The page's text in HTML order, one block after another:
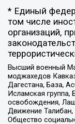
* Единый
том числе
организаций,
Высший военный
моджахедов
Дагестана, База,
Исламская группа,
освобождения,
Движение Талибан,
Общество